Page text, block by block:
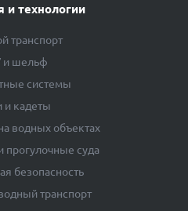
и технологии
транспорт
шельф
системы
и кадеты
водных объектах
суда
безопасность
транспорт